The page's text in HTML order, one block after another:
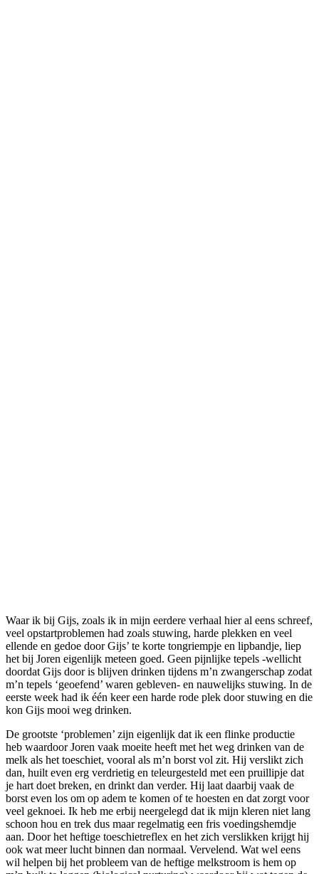
Waar ik bij Gijs, zoals ik in mijn eerdere verhaal hier al eens schreef,
veel opstartproblemen had zoals stuwing, harde plekken en veel
ellende en gedoe door Gijs’ te korte tongriempje en lipbandje, liep
het bij Joren eigenlijk meteen goed. Geen pijnlijke tepels -wellicht
doordat Gijs door is blijven drinken tijdens m’n zwangerschap zodat
m’n tepels ‘geoefend’ waren gebleven- en nauwelijks stuwing. In de
eerste week had ik één keer een harde rode plek door stuwing en die
kon Gijs mooi weg drinken.
De grootste ‘problemen’ zijn eigenlijk dat ik een flinke productie
heb waardoor Joren vaak moeite heeft met het weg drinken van de
melk als het toeschiet, vooral als m’n borst vol zit. Hij verslikt zich
dan, huilt even erg verdrietig en teleurgesteld met een pruillipje dat
je hart doet breken, en drinkt dan verder. Hij laat daarbij vaak de
borst even los om op adem te komen of te hoesten en dat zorgt voor
veel geknoei. Ik heb me erbij neergelegd dat ik mijn kleren niet lang
schoon hou en trek dus maar regelmatig een fris voedingshemdje
aan. Door het heftige toeschietreflex en het zich verslikken krijgt hij
ook wat meer lucht binnen dan normaal. Vervelend. Wat wel eens
wil helpen bij het probleem van de heftige melkstroom is hem op